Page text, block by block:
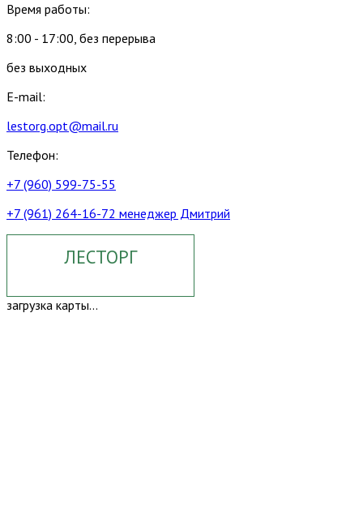
Время работы:
8:00 - 17:00, без перерыва
без выходных
E-mail:
lestorg.opt@mail.ru
Телефон:
+7 (960) 599-75-55
+7 (961) 264-16-72 менеджер Дмитрий
ЛЕСТОРГ
загрузка карты...